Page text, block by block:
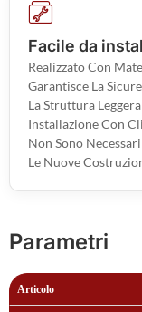
Facile da
Realizzato Con
Garantisce La
La Struttura
Installazione Con
Non Sono
Le Nuove
Parametri
Articolo